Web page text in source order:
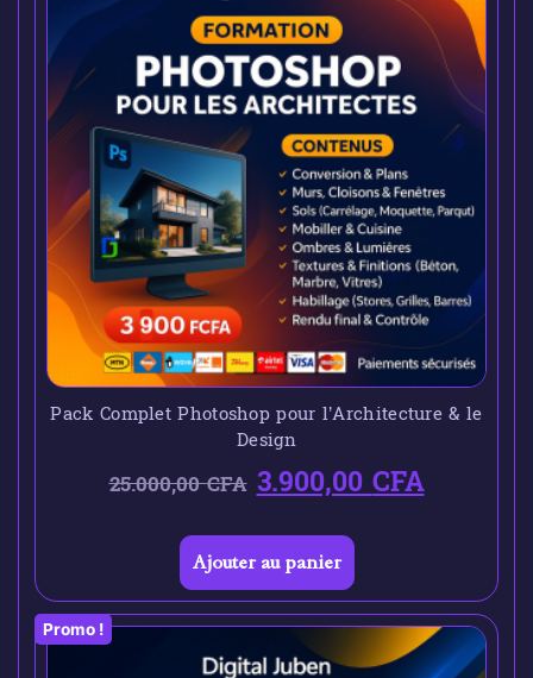
Pack Complet Photoshop pour l’Architecture & le
Design
25.000,00CFA 3.900,00CFA
Ajouter au panier
Promo !